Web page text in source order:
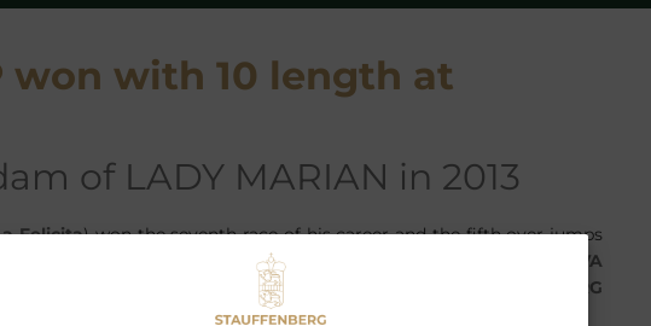
won with 10 length at
of LADY MARIAN in 2013
Felicita) won the seventh race of his career and the fifth over jumps
und Grafin Stauffenberg at their
LAVA
at the Tattersalls December Foal Sales by
STAUFFENBERG